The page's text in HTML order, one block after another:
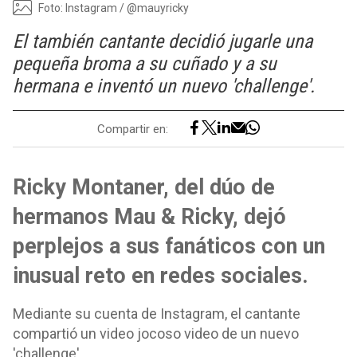
Foto: Instagram / @mauyricky
El también cantante decidió jugarle una
pequeña broma a su cuñado y a su
hermana e inventó un nuevo 'challenge'.
Compartir en:
Ricky Montaner, del dúo de
hermanos Mau & Ricky, dejó
perplejos a sus fanáticos con un
inusual reto en redes sociales.
Mediante su cuenta de Instagram, el cantante
compartió un video jocoso video de un nuevo
'challenge'.